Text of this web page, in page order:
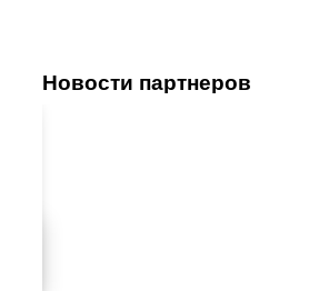
Новости партнеров